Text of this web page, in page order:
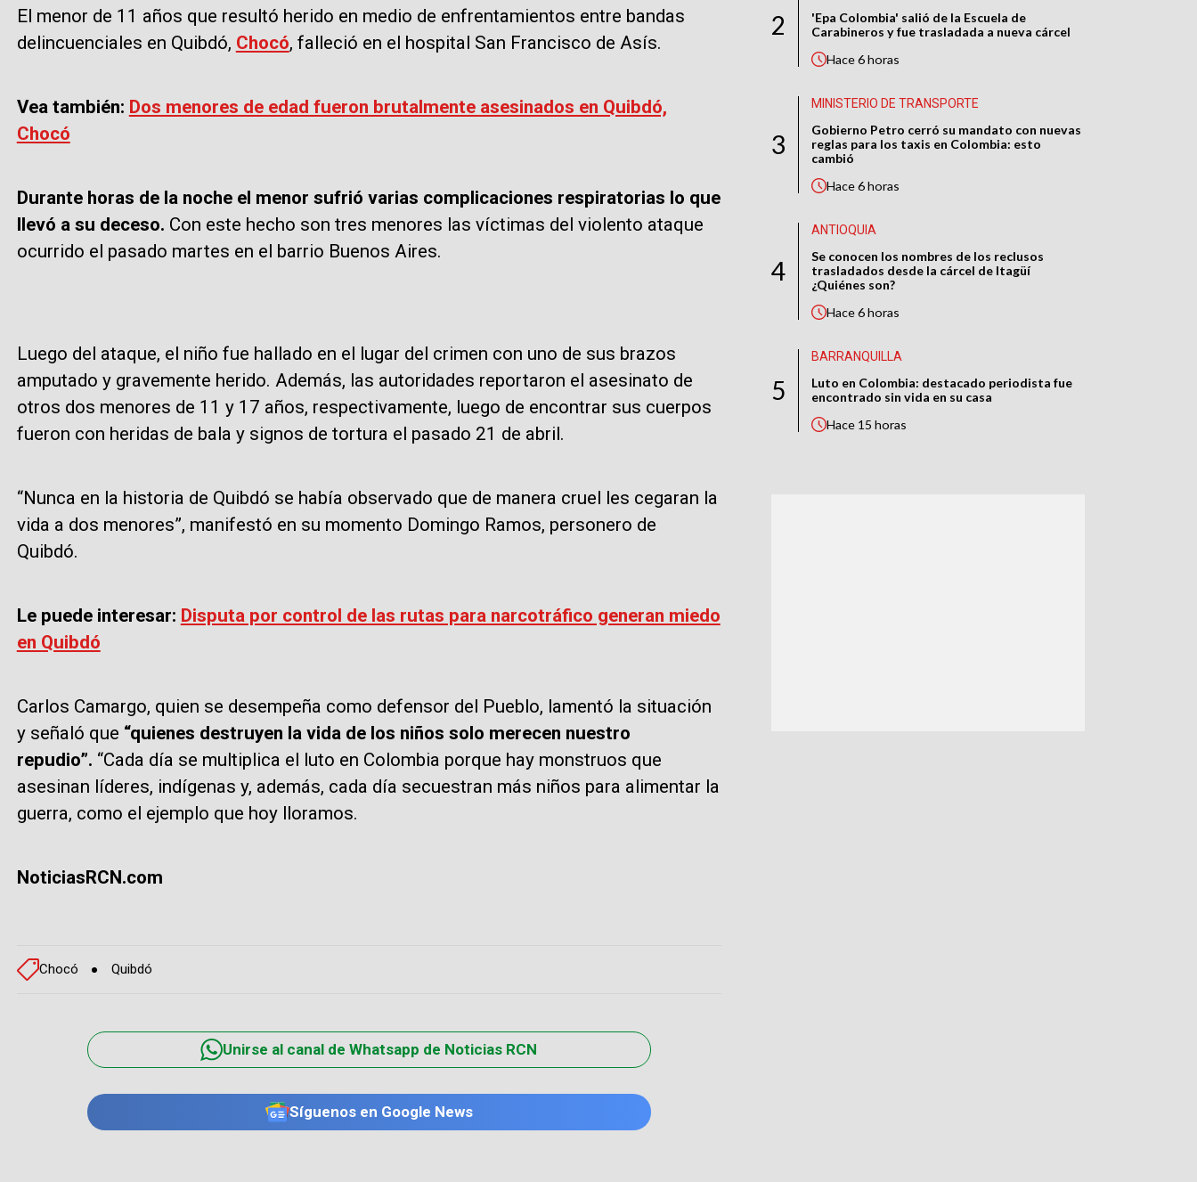
El menor de 11 años que resultó herido en medio de enfrentamientos entre bandas
delincuenciales en Quibdó, Chocó, falleció en el hospital San Francisco de Asís.
Vea también: Dos menores de edad fueron brutalmente asesinados en Quibdó,
Chocó
Durante horas de la noche el menor sufrió varias complicaciones respiratorias lo que
llevó a su deceso. Con este hecho son tres menores las víctimas del violento ataque
ocurrido el pasado martes en el barrio Buenos Aires.
Luego del ataque, el niño fue hallado en el lugar del crimen con uno de sus brazos
amputado y gravemente herido. Además, las autoridades reportaron el asesinato de
otros dos menores de 11 y 17 años, respectivamente, luego de encontrar sus cuerpos
fueron con heridas de bala y signos de tortura el pasado 21 de abril.
“Nunca en la historia de Quibdó se había observado que de manera cruel les cegaran la
vida a dos menores”, manifestó en su momento Domingo Ramos, personero de
Quibdó.
Le puede interesar: Disputa por control de las rutas para narcotráfico generan miedo
en Quibdó
Carlos Camargo, quien se desempeña como defensor del Pueblo, lamentó la situación
y señaló que “quienes destruyen la vida de los niños solo merecen nuestro
repudio”. “Cada día se multiplica el luto en Colombia porque hay monstruos que
asesinan líderes, indígenas y, además, cada día secuestran más niños para alimentar la
guerra, como el ejemplo que hoy lloramos.
NoticiasRCN.com
Chocó Quibdó
Unirse al canal de Whatsapp de Noticias RCN
Síguenos en Google News
2
'Epa Colombia' salió de la Escuela de
Carabineros y fue trasladada a nueva cárcel
Hace6 horas
3
MINISTERIO DE TRANSPORTE
Gobierno Petro cerró su mandato con nuevas
reglas para los taxis en Colombia: esto
cambió
Hace6 horas
4
ANTIOQUIA
Se conocen los nombres de los reclusos
trasladados desde la cárcel de Itagüí
¿Quiénes son?
Hace6 horas
5
BARRANQUILLA
Luto en Colombia: destacado periodista fue
encontrado sin vida en su casa
Hace 15 horas